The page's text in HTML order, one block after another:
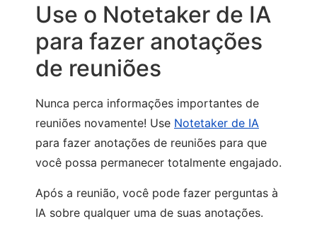
Use o Notetaker de IA
para fazer anotações
de reuniões
Nunca perca informações importantes de
reuniões novamente! Use Notetaker de IA
para fazer anotações de reuniões para que
você possa permanecer totalmente engajado.
Após a reunião, você pode fazer perguntas à
IA sobre qualquer uma de suas anotações.